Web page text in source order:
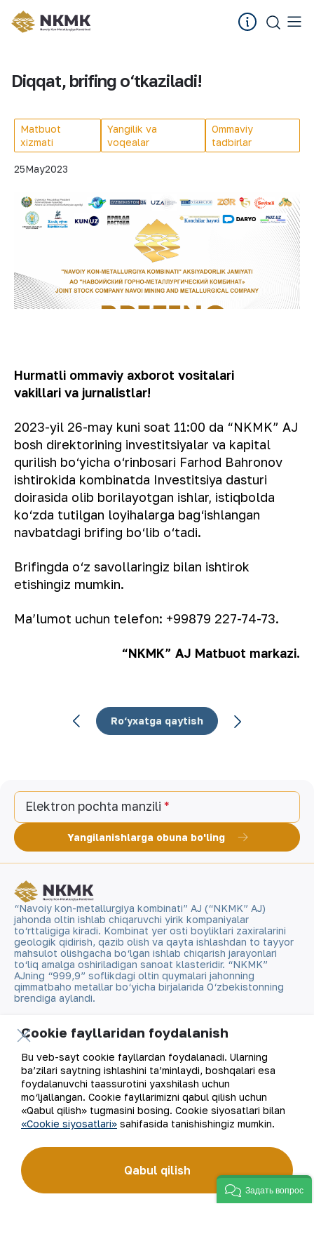
Diqqat, brifing o‘tkaziladi!
Matbuot
xizmati
Yangilik va
voqealar
Ommaviy
tadbirlar
25May2023
Hurmatli ommaviy axborot vositalari
vakillari va jurnalistlar!
2023-yil 26-may kuni soat 11:00 da “NKMK” AJ
bosh direktorining investitsiyalar va kapital
qurilish bo‘yicha o‘rinbosari Farhod Bahronov
ishtirokida kombinatda Investitsiya dasturi
doirasida olib borilayotgan ishlar, istiqbolda
ko‘zda tutilgan loyihalarga bag‘ishlangan
navbatdagi brifing bo‘lib o‘tadi.
Brifingda o‘z savollaringiz bilan ishtirok
etishingiz mumkin.
Maʼlumot uchun telefon: +99879 227-74-73.
“NKMK” AJ Matbuot markazi.
Ro‘yxatga qaytish
Elektron pochta manzili
Yangilanishlarga obuna bo'ling
“Navoiy kon-metallurgiya kombinati” AJ (“NKMK” AJ)
jahonda oltin ishlab chiqaruvchi yirik kompaniyalar
to‘rttaligiga kiradi. Kombinat yer osti boyliklari zaxiralarini
geologik qidirish, qazib olish va qayta ishlashdan to tayyor
mahsulot olishgacha bo‘lgan ishlab chiqarish jarayonlari
to‘liq amalga oshiriladigan sanoat klasteridir. “NKMK”
AJning “999,9” soflikdagi oltin quymalari jahonning
qimmatbaho metallar bo‘yicha birjalarida O‘zbekistonning
brendiga aylandi.
Kompaniya haqida
Bizning faoliyatimiz
Barqaror rivojlanish
Investorlarga
Matbout xizmati
Karyera
Aloqalar
Sayt xaritasi
Foydalanish shartlari
Cookie fayllaridan
foydalanish
Ochiq ma'lumotlar
Cookie fayllaridan foydalanish
Bu veb-sayt cookie fayllardan foydalanadi. Ularning
ba’zilari saytning ishlashini ta’minlaydi, boshqalari esa
foydalanuvchi taassurotini yaxshilash uchun
mo‘ljallangan. Cookie fayllarimizni qabul qilish uchun
«Qabul qilish» tugmasini bosing. Cookie siyosatlari bilan
«Cookie siyosatlari» sahifasida tanishishingiz mumkin.
Qabul qilish
Задать вопрос